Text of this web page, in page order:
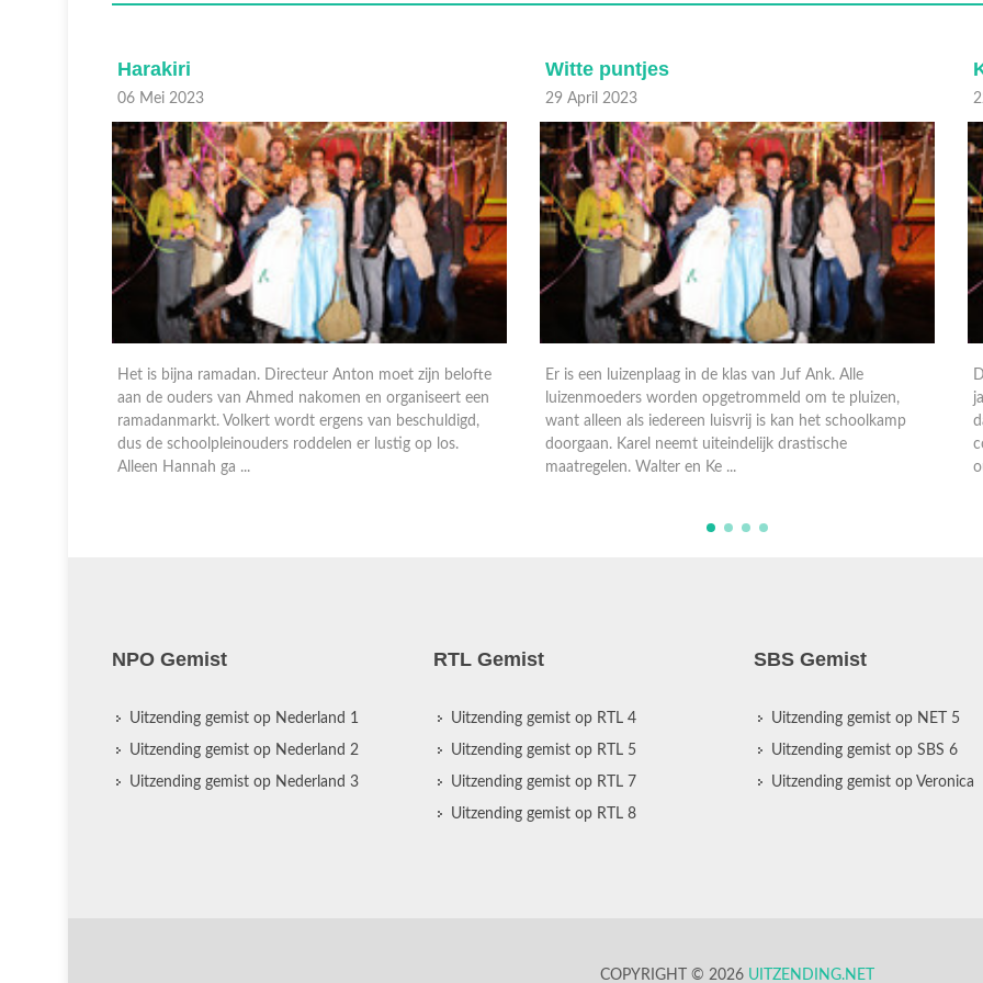
Witte puntjes
29 April 2023
Er is een luizenplaag in de klas van Juf Ank. Alle
luizenmoeders worden opgetrommeld om te pluizen,
want alleen als iedereen luisvrij is kan het schoolkamp
doorgaan. Karel neemt uiteindelijk drastische
maatregelen. Walter en Ke ...
Korte Rondjes
22 April 2023
De jaarlijkse sponsorloop staat weer voor de deur. Dit
jaar wil directeur Anton heel graag meer geld ophalen
dan de andere basisscholen in de buurt, dus hij laat
conciërge Volkert de rondjes wat korter maken. De
ouders op het ...
NPO Gemist
Uitzending gemist op Nederland 1
Uitzending gemist op Nederland 2
Uitzending gemist op Nederland 3
RTL Gemist
Uitzending gemist op RTL 4
Uitzending gemist op RTL 5
Uitzending gemist op RTL 7
Uitzending gemist op RTL 8
SBS Gemist
Uitzending gemist op NET 5
Uitzending gemist op SBS 6
Uitzending gemist op Veronica
COPYRIGHT © 2026 UITZENDING.NET